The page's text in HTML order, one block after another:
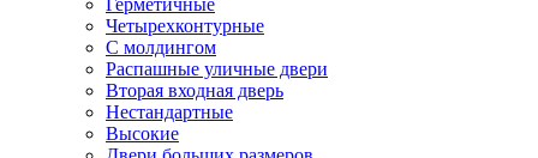
Герметичные
Четырехконтурные
С молдингом
Распашные уличные двери
Вторая входная дверь
Нестандартные
Высокие